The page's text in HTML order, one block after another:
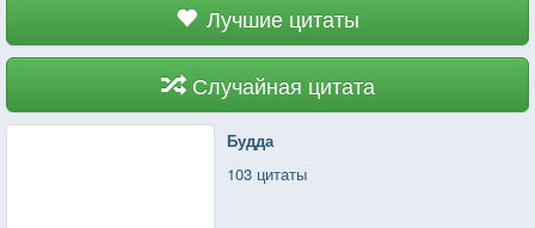
Лучшие цитаты
Случайная цитата
Будда
103 цитаты